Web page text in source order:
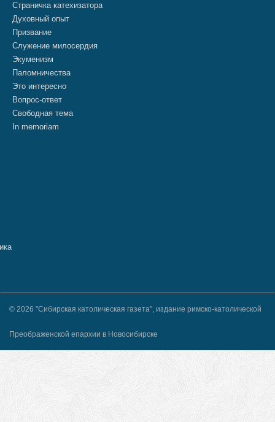
Страничка катехизатора
Духовный опыт
Призвание
Служение милосердия
Экуменизм
Паломничества
Это интересно
Вопрос-ответ
Свободная тема
In memoriam
© 2026 "Сибирская католическая газета", издание римско-католической
Преображенской епархии в Новосибирске